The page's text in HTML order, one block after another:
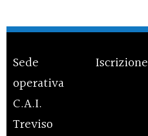
Sede
operativa
C.A.I.
Treviso
Iscrizione